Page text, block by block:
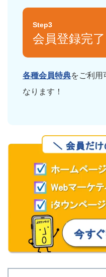
Step3
会員登録完了
各種会員特典をご利用
なります！